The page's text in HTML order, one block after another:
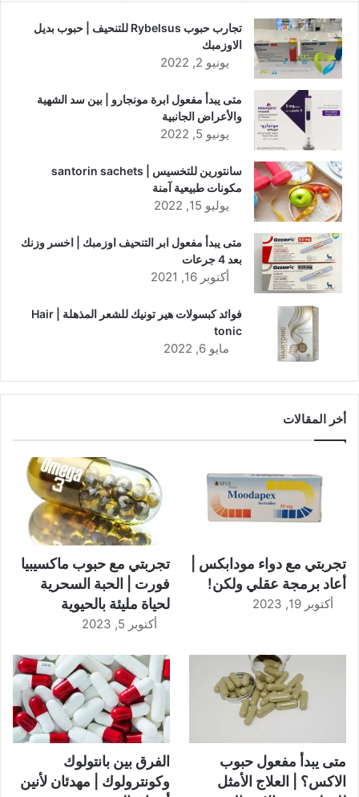
تجارب حبوب Rybelsus للتنحيف | حبوب بديل
الاوزمبك
يونيو 2, 2022
متى يبدأ مفعول ابرة مونجارو | بين سد الشهية
والأعراض الجانبية
يونيو 5, 2022
سانتورين للتخسيس | santorin sachets
مكونات طبيعية آمنة
يوليو 15, 2022
متى يبدأ مفعول ابر التنحيف اوزمبك | اخسر وزنك
بعد 4 جرعات
أكتوبر 16, 2021
فوائد كبسولات هير تونيك للشعر المذهلة | Hair
tonic
مايو 6, 2022
أخر المقالات
تجربتي مع دواء مودابكس |
أعاد برمجة عقلي ولكن!
أكتوبر 19, 2023
تجربتي مع حبوب ماكسيبيا
فورت | الحبة السحرية
لحياة مليئة بالحيوية
أكتوبر 5, 2023
متى يبدأ مفعول حبوب
الاكس؟ | العلاج الأمثل
الفرق بين بانتولوك
وكونترولوك | مهدئان لأنين